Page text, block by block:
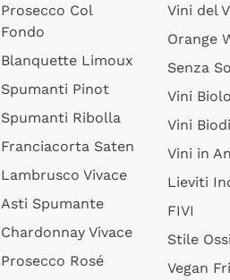
Prosecco Col
Fondo
Blanquette Limoux
Spumanti Pinot
Spumanti Ribolla
Franciacorta Saten
Lambrusco Vivace
Asti Spumante
Chardonnay Vivace
Prosecco Rosé
Vini del
Orange
Senza
Vini
Vini
Vini in
Lieviti
FIVI
Stile
Vegan